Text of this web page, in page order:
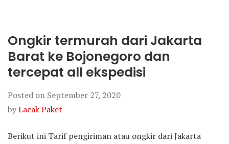
Ongkir termurah dari Jakarta
Barat ke Bojonegoro dan
tercepat all ekspedisi
Posted on September 27, 2020
byLacak Paket
Berikut ini Tarif pengiriman atau ongkir dari Jakarta